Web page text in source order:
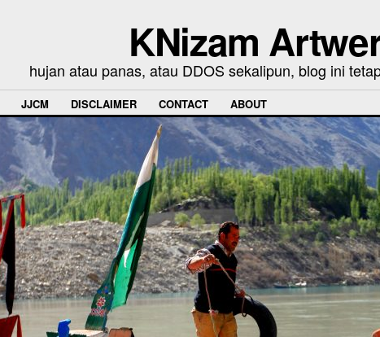
KNizam
hujan atau panas, atau DDOS sekalipun, blog ini
JJCM DISCLAIMER CONTACT ABOUT